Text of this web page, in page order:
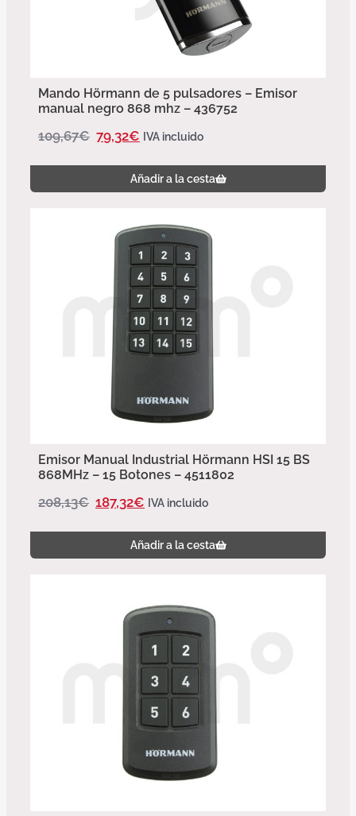
Mando Hörmann de 5 pulsadores – Emisor
manual negro 868 mhz – 436752
109,67€ 79,32€ IVA incluido
Añadir a la cesta
Emisor Manual Industrial Hörmann HSI 15 BS
868MHz – 15 Botones – 4511802
208,13€ 187,32€ IVA incluido
Añadir a la cesta